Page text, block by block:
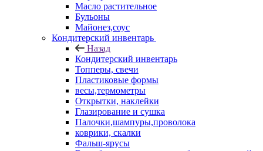
Масло растительное
Бульоны
Майонез,соус
Кондитерский инвентарь
Назад
Кондитерский инвентарь
Топперы, свечи
Пластиковые формы
весы,термометры
Открытки, наклейки
Глазирование и сушка
Палочки,шампуры,проволока
коврики, скалки
Фальш-ярусы